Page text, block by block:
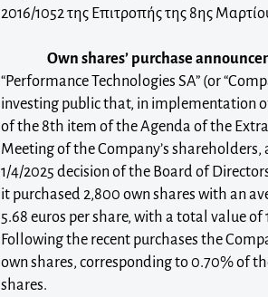
2016/1052 της Επιτροπής της 8ης
Own shares’ purchase
“Performance Technologies SA” (or
investing public that, in implementation
of the 8th item of the Agenda of the
Meeting of the Company’s shareholders,
1/4/2025 decision of the Board of
it purchased 2,800 own shares with an
5.68 euros per share, with a total value of
Following the recent purchases the
own shares, corresponding to 0.70% of
shares.